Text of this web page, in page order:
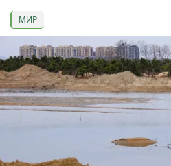
МИР